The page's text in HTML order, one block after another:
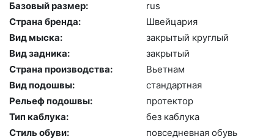
Базовый размер:
rus
Страна бренда:
Швей­ца­рия
Вид мыска:
зак­ры­тый круг­лый
Вид задника:
зак­ры­тый
Страна производства:
Вь­ет­нам
Вид подошвы:
стан­дарт­ная
Рельеф подошвы:
про­тек­тор
Тип каблука:
без каб­лу­ка
Стиль обуви:
пов­седнев­ная обувь